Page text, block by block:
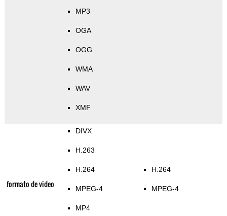
MP3
OGA
OGG
WMA
WAV
XMF
formato de video
DIVX
H.263
H.264
MPEG-4
MP4
H.264
MPEG-4